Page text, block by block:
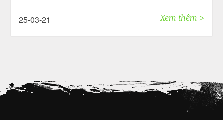
25-03-21 Xem thêm >